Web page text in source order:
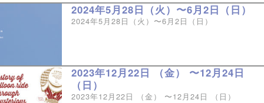
2024年5月28日（火）〜6月2日（日）
2024年5月28日（火）〜6月2日（日）
2023年12月22日 （金） 〜12月24日
（日）
2023年12月22日 （金） 〜12月24日 （日）